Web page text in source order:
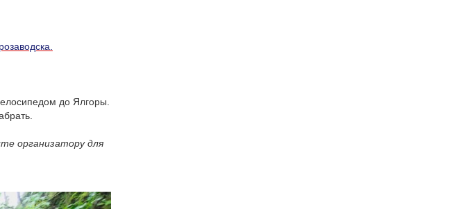
до Ялгоры.
организатору для